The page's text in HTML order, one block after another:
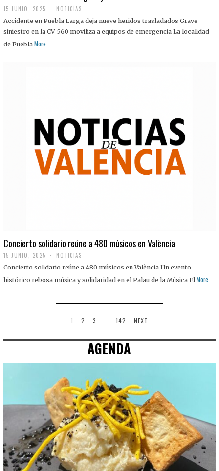
15 JUNIO, 2025 NOTICIAS
Accidente en Puebla Larga deja nueve heridos trasladados Grave
siniestro en la CV-560 moviliza a equipos de emergencia La localidad
de Puebla More
Concierto solidario reúne a 480 músicos en València
15 JUNIO, 2025 NOTICIAS
Concierto solidario reúne a 480 músicos en València Un evento
histórico rebosa música y solidaridad en el Palau de la Música El More
1 2 3 142 NEXT
AGENDA